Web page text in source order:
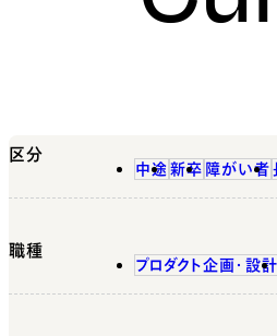
区分
中途 新卒 障がい者
職種
プロダクト企画・設計